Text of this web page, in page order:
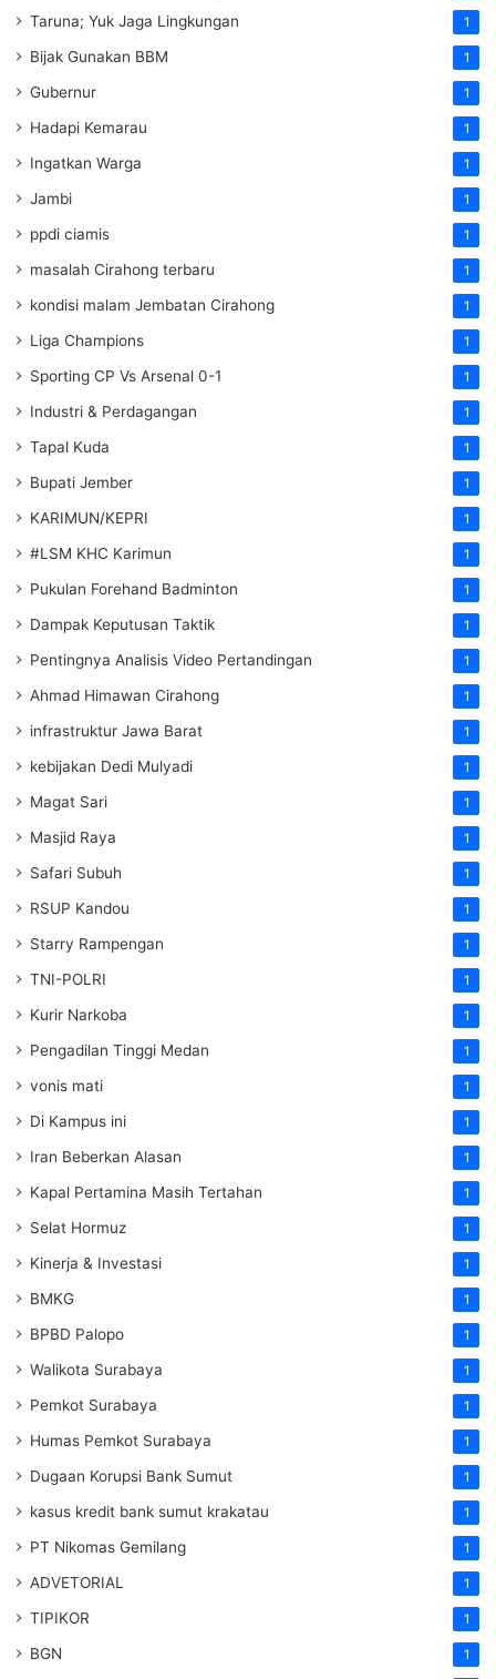
Taruna; Yuk Jaga Lingkungan 1
Bijak Gunakan BBM 1
Gubernur 1
Hadapi Kemarau 1
Ingatkan Warga 1
Jambi 1
ppdi ciamis 1
masalah Cirahong terbaru 1
kondisi malam Jembatan Cirahong 1
Liga Champions 1
Sporting CP Vs Arsenal 0-1 1
Industri & Perdagangan 1
Tapal Kuda 1
Bupati Jember 1
KARIMUN/KEPRI 1
#LSM KHC Karimun 1
Pukulan Forehand Badminton 1
Dampak Keputusan Taktik 1
Pentingnya Analisis Video Pertandingan 1
Ahmad Himawan Cirahong 1
infrastruktur Jawa Barat 1
kebijakan Dedi Mulyadi 1
Magat Sari 1
Masjid Raya 1
Safari Subuh 1
RSUP Kandou 1
Starry Rampengan 1
TNI-POLRI 1
Kurir Narkoba 1
Pengadilan Tinggi Medan 1
vonis mati 1
Di Kampus ini 1
Iran Beberkan Alasan 1
Kapal Pertamina Masih Tertahan 1
Selat Hormuz 1
Kinerja & Investasi 1
BMKG 1
BPBD Palopo 1
Walikota Surabaya 1
Pemkot Surabaya 1
Humas Pemkot Surabaya 1
Dugaan Korupsi Bank Sumut 1
kasus kredit bank sumut krakatau 1
PT Nikomas Gemilang 1
ADVETORIAL 1
TIPIKOR 1
BGN 1